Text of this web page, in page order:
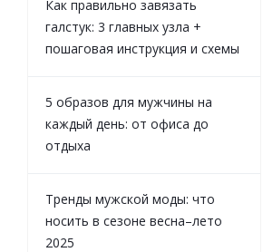
Как правильно завязать
галстук: 3 главных узла +
пошаговая инструкция и схемы
5 образов для мужчины на
каждый день: от офиса до
отдыха
Тренды мужской моды: что
носить в сезоне весна–лето
2025